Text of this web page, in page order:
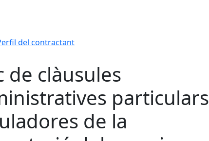
del contractant
de clàusules
particulars
de la